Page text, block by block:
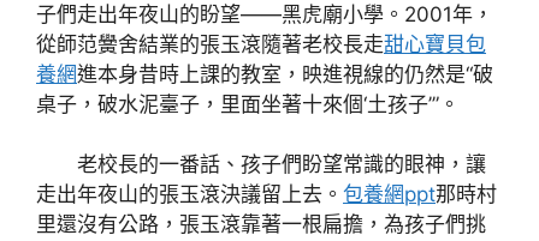
子們走出年夜山的盼望——黑虎廟小學。2001年，
從師范黌舍結業的張玉滾隨著老校長走甜心寶貝包
養網進本身昔時上課的教室，映進視線的仍然是“破
桌子，破水泥臺子，里面坐著十來個‘土孩子’”。
老校長的一番話、孩子們盼望常識的眼神，讓
走出年夜山的張玉滾決議留上去。 包養網ppt那時村
里還沒有公路，張玉滾靠著一根扁擔，為孩子們挑